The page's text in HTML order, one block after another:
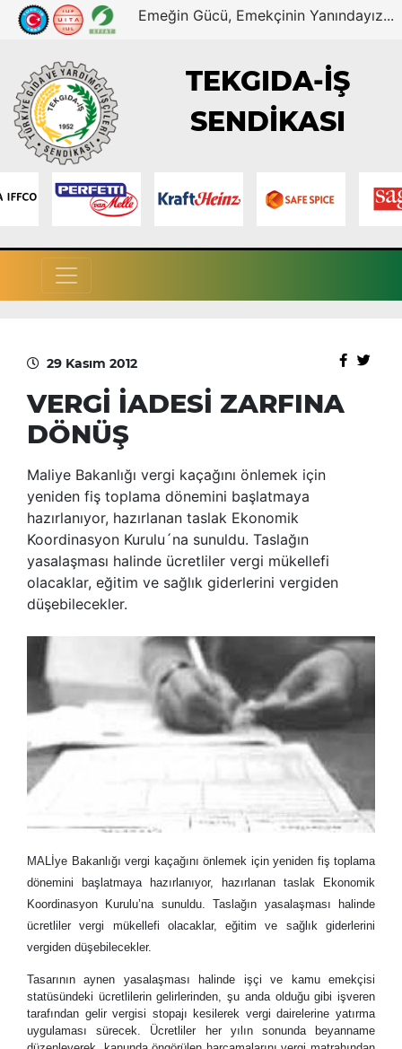
Emeğin Gücü, Emekçinin Yanındayız...
TEKGIDA-İŞ
SENDİKASI
29 Kasım 2012
VERGİ İADESİ ZARFINA
DÖNÜŞ
Maliye Bakanlığı vergi kaçağını önlemek için
yeniden fiş toplama dönemini başlatmaya
hazırlanıyor, hazırlanan taslak Ekonomik
Koordinasyon Kurulu´na sunuldu. Taslağın
yasalaşması halinde ücretliler vergi mükellefi
olacaklar, eğitim ve sağlık giderlerini vergiden
düşebilecekler.
MALİye Bakanlığı vergi kaçağını önlemek için yeniden fiş toplama
dönemini başlatmaya hazırlanıyor, hazırlanan taslak Ekonomik
Koordinasyon Kurulu’na sunuldu. Taslağın yasalaşması halinde
ücretliler vergi mükellefi olacaklar, eğitim ve sağlık giderlerini
vergiden düşebilecekler.
Tasarının aynen yasalaşması halinde işçi ve kamu emekçisi
statüsündeki ücretlilerin gelirlerinden, şu anda olduğu gibi işveren
tarafından gelir vergisi stopajı kesilerek vergi dairelerine yatırma
uygulaması sürecek. Ücretliler her yılın sonunda beyanname